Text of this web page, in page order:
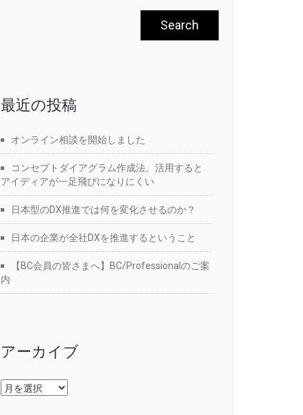
最近の投稿
オンライン相談を開始しました
コンセプトダイアグラム作成法。活用すると
アイディアが一足飛びになりにくい
日本型のDX推進では何を変化させるのか？
日本の企業が全社DXを推進するということ
【BC会員の皆さまへ】BC/Professionalのご案
内
アーカイブ
ア
ー